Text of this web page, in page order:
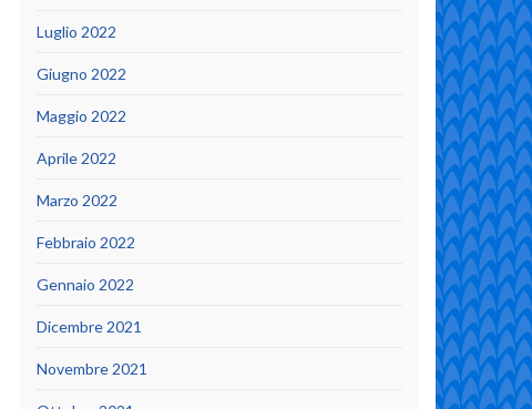
Luglio 2022
Giugno 2022
Maggio 2022
Aprile 2022
Marzo 2022
Febbraio 2022
Gennaio 2022
Dicembre 2021
Novembre 2021